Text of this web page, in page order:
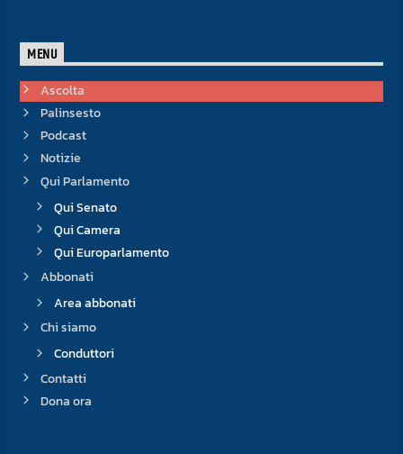
MENU
Ascolta
Palinsesto
Podcast
Notizie
Qui Parlamento
Qui Senato
Qui Camera
Qui Europarlamento
Abbonati
Area abbonati
Chi siamo
Conduttori
Contatti
Dona ora